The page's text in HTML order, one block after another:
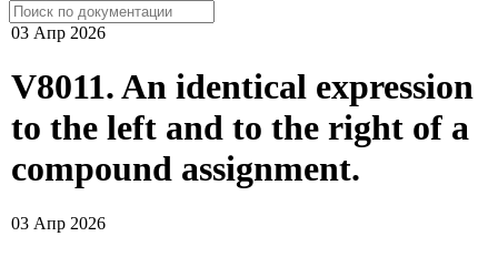
03 Апр 2026
V8011. An identical expression
to the left and to the right of a
compound assignment.
03 Апр 2026